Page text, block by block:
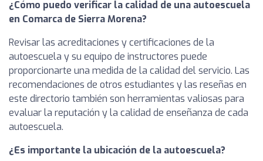
¿Cómo puedo verificar la calidad de una autoescuela
en Comarca de Sierra Morena?
Revisar las acreditaciones y certificaciones de la
autoescuela y su equipo de instructores puede
proporcionarte una medida de la calidad del servicio. Las
recomendaciones de otros estudiantes y las reseñas en
este directorio también son herramientas valiosas para
evaluar la reputación y la calidad de enseñanza de cada
autoescuela.
¿Es importante la ubicación de la autoescuela?